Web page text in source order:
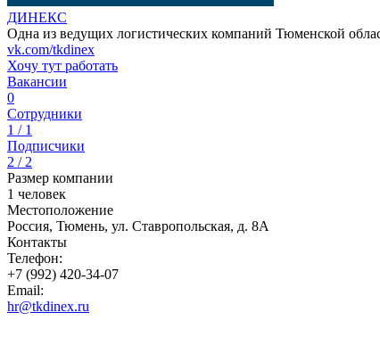
ДИНЕКС
Одна из ведущих логистических компаний Тюменской
vk.com/tkdinex
Хочу тут работать
Вакансии
0
Сотрудники
1 / 1
Подписчики
2 / 2
Размер компании
1 человек
Местоположение
Россия, Тюмень, ул. Ставропольская, д. 8А
Контакты
Телефон:
+7 (992) 420-34-07
Email:
hr@tkdinex.ru